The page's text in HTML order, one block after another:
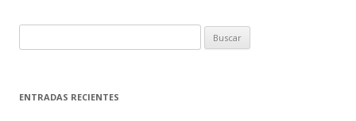
u
c
ENTRADAS RECIENTES